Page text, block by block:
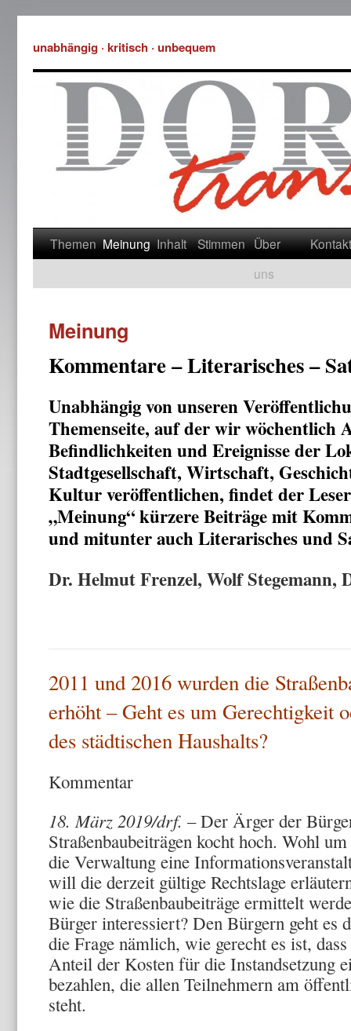
unabhängig · kritisch · unbequem
Themen Meinung Inhalt Stimmen Über
uns
Kontakt
Meinung
Kommentare – Literarisches –
Unabhängig von unseren
Themenseite, auf der wir wöchentlich
Befindlichkeiten und Ereignisse der
Stadtgesellschaft, Wirtschaft,
Kultur veröffentlichen, findet der
„Meinung“ kürzere Beiträge mit
und mitunter auch Literarisches und
Dr. Helmut Frenzel, Wolf Stegemann,
2011 und 2016 wurden die
erhöht – Geht es um Gerechtigkeit
des städtischen Haushalts?
Kommentar
18. März 2019/drf. – Der Ärger der
Straßenbaubeiträgen kocht hoch. Wohl
die Verwaltung eine
will die derzeit gültige Rechtslage
wie die Straßenbaubeiträge ermittelt
Bürger interessiert? Den Bürgern geht es
die Frage nämlich, wie gerecht es ist,
Anteil der Kosten für die Instandsetzung
bezahlen, die allen Teilnehmern am
steht.